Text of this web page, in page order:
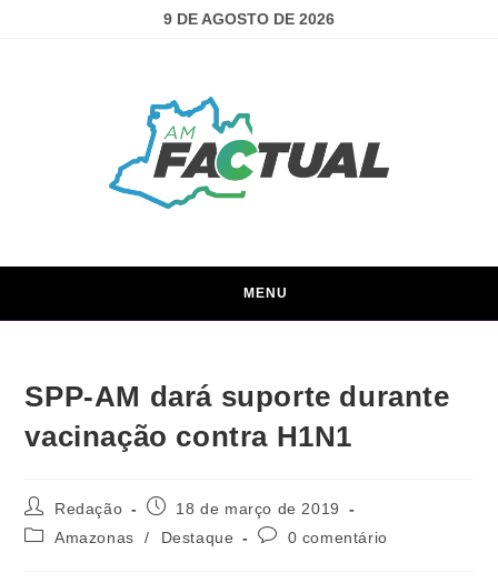
9 DE AGOSTO DE 2026
MENU
SPP-AM dará suporte durante
vacinação contra H1N1
Redação
18 de março de 2019
Amazonas
/ Destaque 0 comentário